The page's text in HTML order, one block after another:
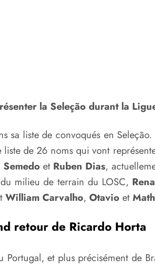
la Seleção durant la
sa liste de convoqués en
de 26 noms qui vont
et Ruben Dias,
milieu de terrain du LOSC,
William Carvalho, Otavio et
retour de Ricardo Horta
et plus précisément de